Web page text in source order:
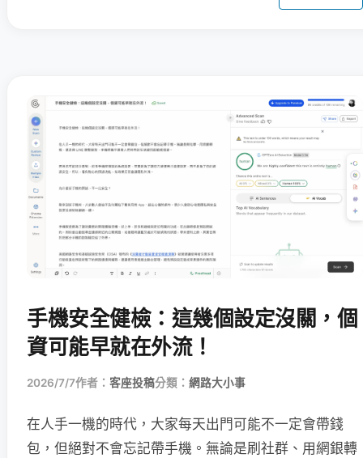
手機安全健檢：這幾個設定沒關，個
資可能早就在外流！
2026/7/7作者： 客座投稿分類： 網路大小事
在人手一機的時代，大家每天出門可能不一定會帶錢
包，但絕對不會忘記帶手機。無論是刷社群、用網銀轉